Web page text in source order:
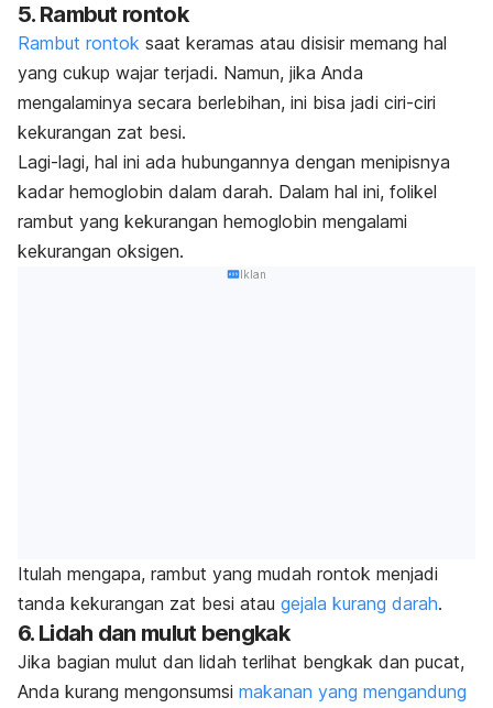
5. Rambut rontok
Rambut rontok saat keramas atau disisir memang hal
yang cukup wajar terjadi. Namun, jika Anda
mengalaminya secara berlebihan, ini bisa jadi ciri-ciri
kekurangan zat besi.
Lagi-lagi, hal ini ada hubungannya dengan menipisnya
kadar hemoglobin dalam darah. Dalam hal ini, folikel
rambut yang kekurangan hemoglobin mengalami
kekurangan oksigen.
Iklan
Itulah mengapa, rambut yang mudah rontok menjadi
tanda kekurangan zat besi atau gejala kurang darah.
6. Lidah dan mulut bengkak
Jika bagian mulut dan lidah terlihat bengkak dan pucat,
Anda kurang mengonsumsi makanan yang mengandung